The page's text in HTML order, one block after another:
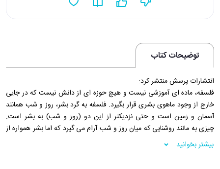
توضیحات کتاب
انتشارات پرسش منتشر کرد:
فلسفه، ماده ای آموزشی نیست و هیچ حوزه ای از دانش نیست که در جایی
خارج از وجود ماهوی بشری قرار بگیرد. فلسفه به گرد بشر، روز و شب همانند
آسمان و زمین است و حتی نزدیکتر از این دو (روز و شب) به بشر است.
چیزی به مانند روشنایی که میان روز و شب آرام می گیرد که اما بشر همواره از
آن چشم می پوشد، چرا که او فقط آن چیزی را دنبال می کند که برایش در
روشنایی به جلوه درآید. هر از گاهی نیز بشر این روشنایی را انگار که از آن او
بیشتر بخوانید